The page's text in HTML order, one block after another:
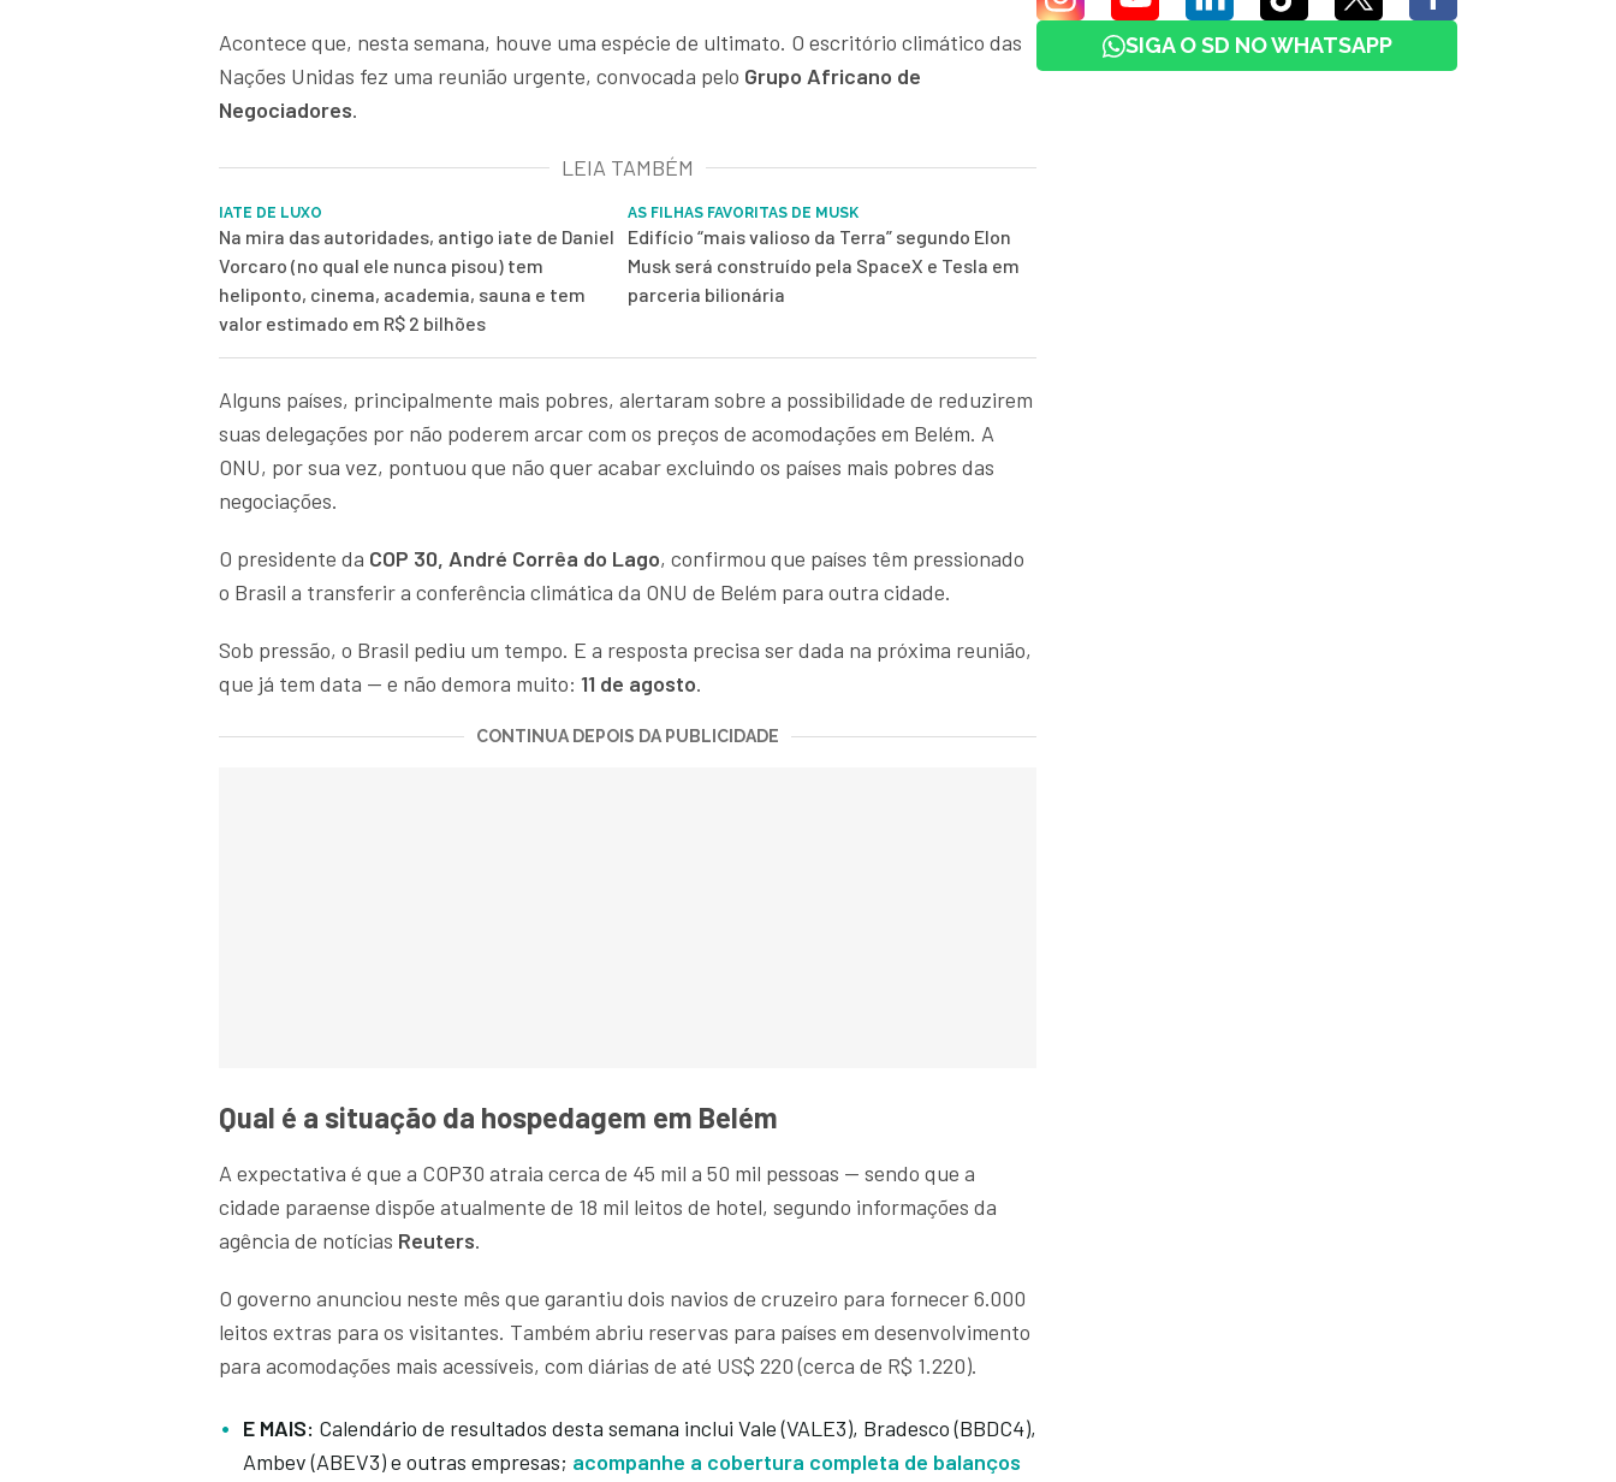
Acontece que, nesta semana, houve uma espécie de ultimato. O escritório climático das
Nações Unidas fez uma reunião urgente, convocada pelo Grupo Africano de
Negociadores.
LEIA TAMBÉM
IATE DE LUXO
Na mira das autoridades, antigo iate de Daniel
Vorcaro (no qual ele nunca pisou) tem
heliponto, cinema, academia, sauna e tem
valor estimado em R$ 2 bilhões
AS FILHAS FAVORITAS DE MUSK
Edifício “mais valioso da Terra” segundo Elon
Musk será construído pela SpaceX e Tesla em
parceria bilionária
Alguns países, principalmente mais pobres, alertaram sobre a possibilidade de reduzirem
suas delegações por não poderem arcar com os preços de acomodações em Belém. A
ONU, por sua vez, pontuou que não quer acabar excluindo os países mais pobres das
negociações.
O presidente da COP 30, André Corrêa do Lago, confirmou que países têm pressionado
o Brasil a transferir a conferência climática da ONU de Belém para outra cidade.
Sob pressão, o Brasil pediu um tempo. E a resposta precisa ser dada na próxima reunião,
que já tem data — e não demora muito: 11 de agosto.
CONTINUA DEPOIS DA PUBLICIDADE
Qual é a situação da hospedagem em Belém
A expectativa é que a COP30 atraia cerca de 45 mil a 50 mil pessoas — sendo que a
cidade paraense dispõe atualmente de 18 mil leitos de hotel, segundo informações da
agência de notícias Reuters.
O governo anunciou neste mês que garantiu dois navios de cruzeiro para fornecer 6.000
leitos extras para os visitantes. Também abriu reservas para países em desenvolvimento
para acomodações mais acessíveis, com diárias de até US$ 220 (cerca de R$ 1.220).
E MAIS: Calendário de resultados desta semana inclui Vale (VALE3), Bradesco (BBDC4),
Ambev (ABEV3) e outras empresas; acompanhe a cobertura completa de balanços
SIGA O SD NO WHATSAPP